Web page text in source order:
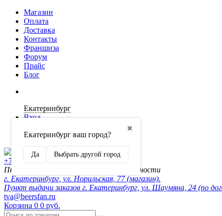
Магазин
Оплата
Доставка
Контакты
Франшиза
Форум
Прайс
Блог
Екатеринбург
✖
Екатеринбург ваш город?
Да Выбрать другой город
Вход
Регистрация
+7 (902) 872-54-70
Пн-Пт 10:00-20:00, сб-вск по договорённости
г. Екатеринбург, ул. Норильская, 77 (магазин).
Пункт выдачи заказов г. Екатеринбург, ул. Шаумяна, 24 (по
tva@beersfan.ru
Корзина 0 0 руб.